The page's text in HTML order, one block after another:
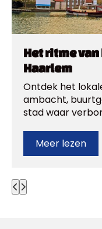
Het ritme
Haarlem
Ontdek het
ambacht,
stad waar
Meer lezen